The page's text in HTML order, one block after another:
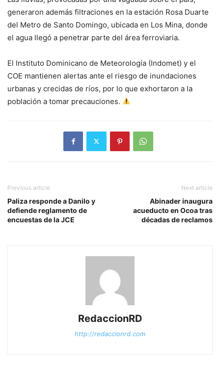
generaron además filtraciones en la estación Rosa Duarte
del Metro de Santo Domingo, ubicada en Los Mina, donde
el agua llegó a penetrar parte del área ferroviaria.
El Instituto Dominicano de Meteorología (Indomet) y el
COE mantienen alertas ante el riesgo de inundaciones
urbanas y crecidas de ríos, por lo que exhortaron a la
población a tomar precauciones.
Previous article
Paliza responde a Danilo y
defiende reglamento de
encuestas de la JCE
Next article
Abinader inaugura
acueducto en Ocoa tras
décadas de reclamos
RedaccionRD
http://redaccionrd.com